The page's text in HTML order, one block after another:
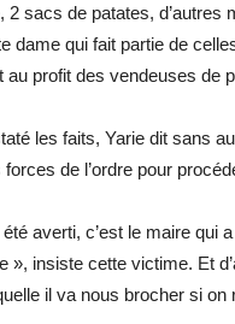
2 sacs de patates, d’autres
dame qui fait partie de
au profit des vendeuses de
les faits, Yarie dit sans
de l’ordre pour
averti, c’est le maire qui
», insiste cette victime. Et
il va nous brocher si